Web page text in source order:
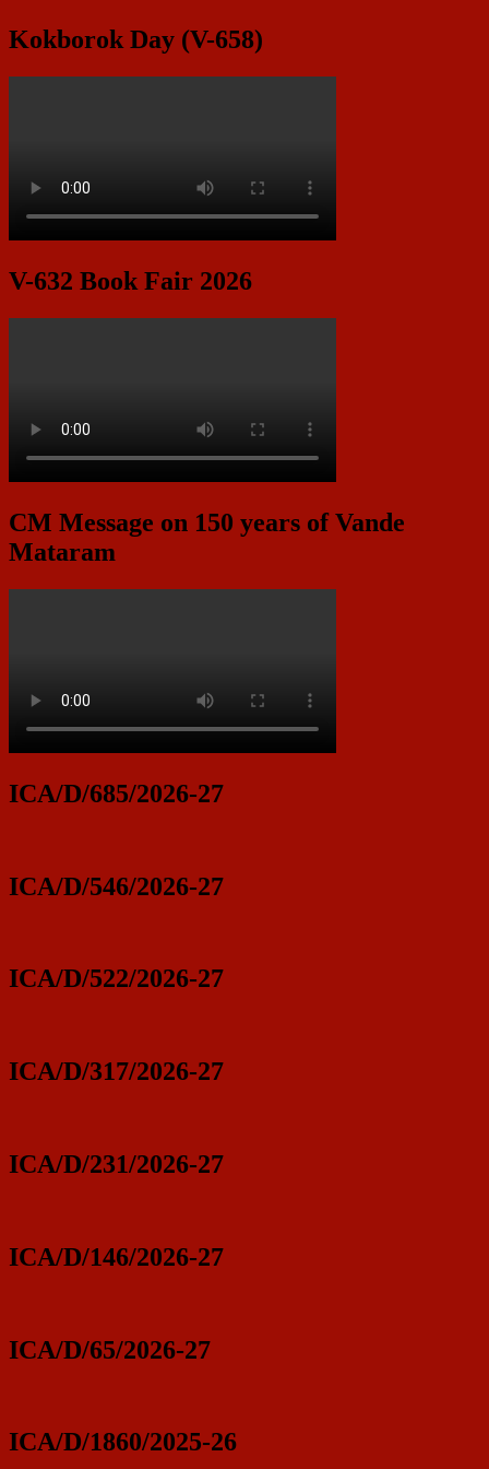
Kokborok Day (V-658)
V-632 Book Fair 2026
CM Message on 150 years of Vande
Mataram
ICA/D/685/2026-27
ICA/D/546/2026-27
ICA/D/522/2026-27
ICA/D/317/2026-27
ICA/D/231/2026-27
ICA/D/146/2026-27
ICA/D/65/2026-27
ICA/D/1860/2025-26